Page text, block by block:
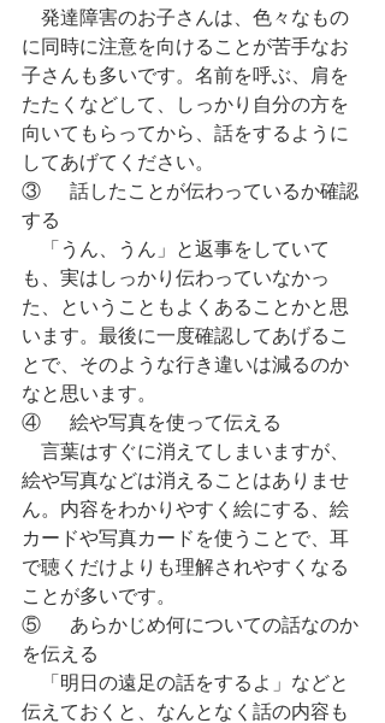
発達障害のお子さんは、色々なもの
に同時に注意を向けることが苦手なお
子さんも多いです。名前を呼ぶ、肩を
たたくなどして、しっかり自分の方を
向いてもらってから、話をするように
してあげてください。
③	話したことが伝わっているか確認
する
「うん、うん」と返事をしていて
も、実はしっかり伝わっていなかっ
た、ということもよくあることかと思
います。最後に一度確認してあげるこ
とで、そのような行き違いは減るのか
なと思います。
④	絵や写真を使って伝える
言葉はすぐに消えてしまいますが、
絵や写真などは消えることはありませ
ん。内容をわかりやすく絵にする、絵
カードや写真カードを使うことで、耳
で聴くだけよりも理解されやすくなる
ことが多いです。
⑤	あらかじめ何についての話なのか
を伝える
「明日の遠足の話をするよ」などと
伝えておくと、なんとなく話の内容も